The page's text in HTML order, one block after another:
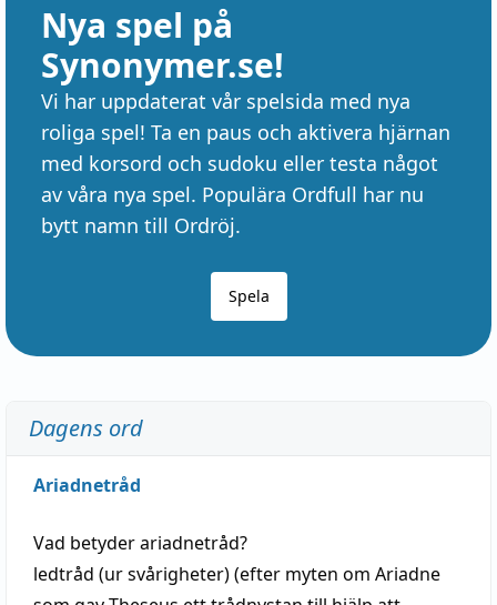
Nya spel på
Synonymer.se!
Vi har uppdaterat vår spelsida med nya
roliga spel! Ta en paus och aktivera hjärnan
med korsord och sudoku eller testa något
av våra nya spel. Populära Ordfull har nu
bytt namn till Ordröj.
Spela
Dagens ord
Ariadnetråd
Vad betyderariadnetråd?
ledtråd (ur svårigheter) (efter myten om Ariadne